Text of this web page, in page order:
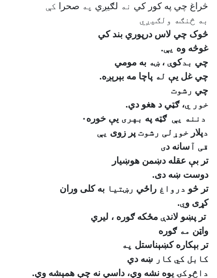
څراغ چي په کور کي نه لګيږي په صحرا کې
به څنګه ولګیږي
څوک چي لاس درپوري بند کي
غوڅه وه يې.
چي بدکوې ،ښه به مومي
چي غل يې له پاچا مه بېرېږه.
چي رشوت
خور ي، ګټي د هغو دي.
دننه يې ګټه په بهری يې خوره٠
دپلار خوړلی رشوت پر زوی یې
قی آسانه دی
تر بې عقله دښمن هوښيار
دوست ښه دی.
تر څو درواغ راځي رښتیا به کلى وران
کړى وي.
تر پښو لاندې مځکه ګوره ، ليري
واټن مه ګوره
تر بېکاره کښېناستل په
کابل کي کار ښه دي
داڅوکۍ يوه نشه وي، داسي نه چې همېشه وي.